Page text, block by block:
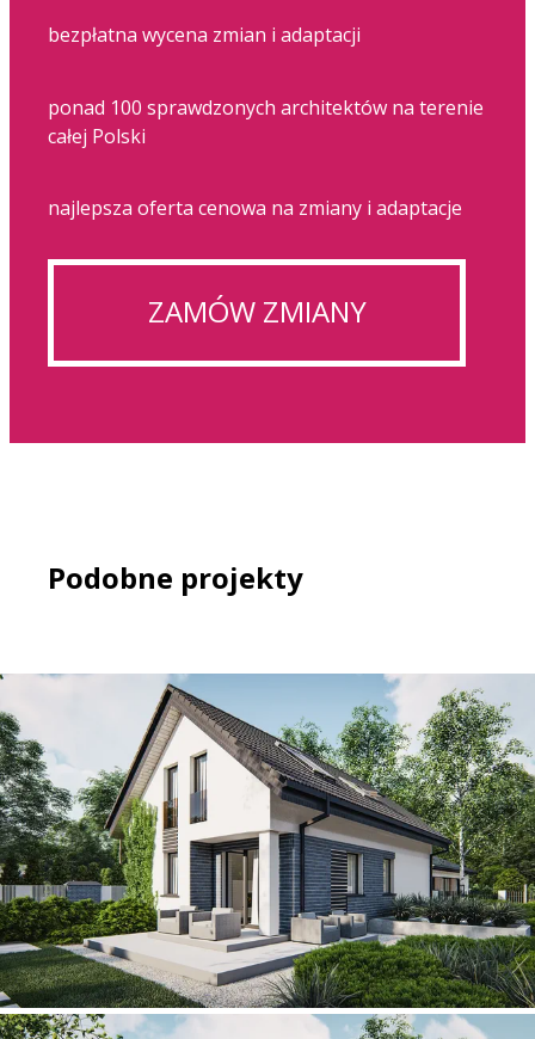
bezpłatna wycena zmian i adaptacji
ponad 100 sprawdzonych architektów na terenie
całej Polski
najlepsza oferta cenowa na zmiany i adaptacje
ZAMÓW ZMIANY
Podobne projekty